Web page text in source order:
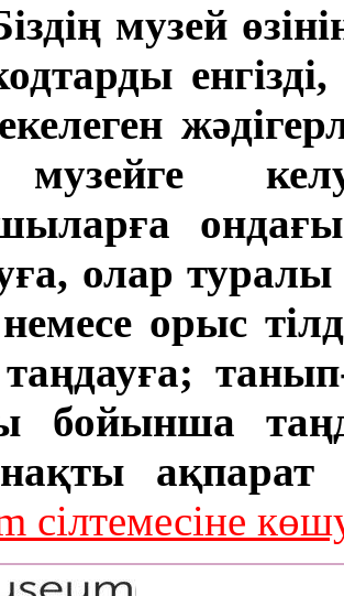
музей
олар туралы
орыс
бойынша
ақпарат
сілтемесіне